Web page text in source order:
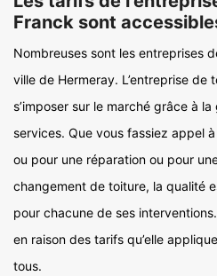
Franck sont
Nombreuses sont les entreprises
ville de Hermeray. L’entreprise de
s’imposer sur le marché grâce à
services. Que vous fassiez appel
ou pour une réparation ou pour
changement de toiture, la qualité
pour chacune de ses
en raison des tarifs qu’elle
tous.